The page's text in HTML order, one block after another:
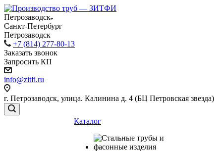
Петрозаводск
Санкт-Петербург
Петрозаводск
+7 (814) 277-80-13
Заказать звонок
Запросить КП
info@zitfi.ru
г. Петрозаводск, улица. Калинина д. 4 (БЦ Петровская звезда)
Каталог